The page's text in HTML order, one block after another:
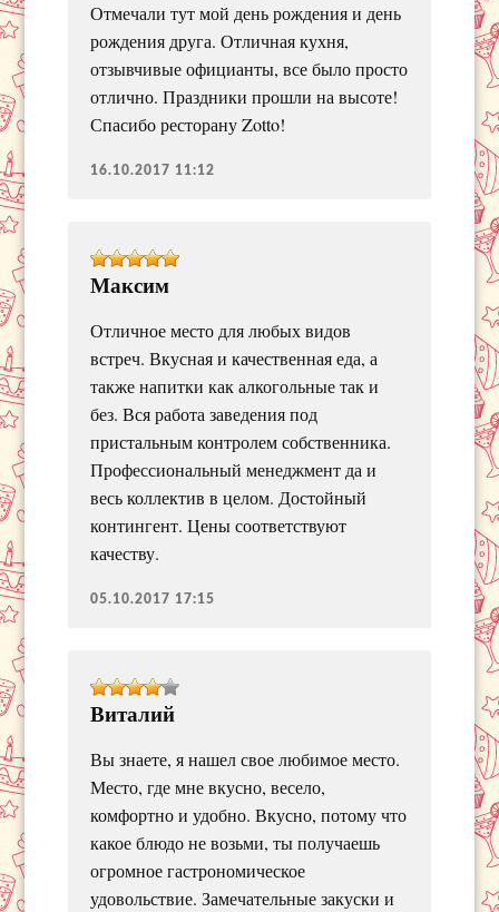
Отмечали тут мой день рождения и день
рождения друга. Отличная кухня,
отзывчивые официанты, все было просто
отлично. Праздники прошли на высоте!
Спасибо ресторану Zotto!
16.10.2017 11:12
Максим
Отличное место для любых видов
встреч. Вкусная и качественная еда, а
также напитки как алкогольные так и
без. Вся работа заведения под
пристальным контролем собственника.
Профессиональный менеджмент да и
весь коллектив в целом. Достойный
контингент. Цены соответствуют
качеству.
05.10.2017 17:15
Виталий
Вы знаете, я нашел свое любимое место.
Место, где мне вкусно, весело,
комфортно и удобно. Вкусно, потому что
какое блюдо не возьми, ты получаешь
огромное гастрономическое
удовольствие. Замечательные закуски и